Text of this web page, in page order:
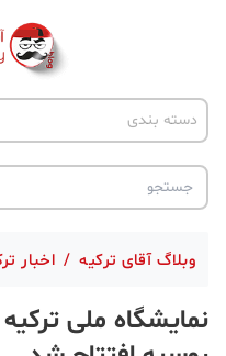
دسته بندی
اخبار ترکیه
پروژه ها
تحصیل در ترکیه
ترکیه گردی
وبلاگ آقای ترکیه / اخبار